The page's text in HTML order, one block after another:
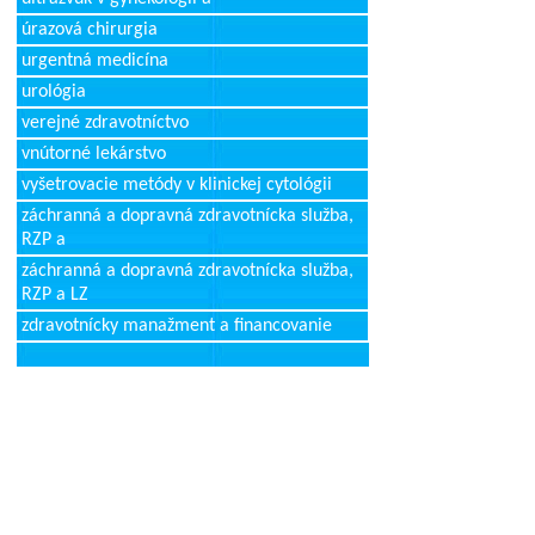
úrazová chirurgia
urgentná medicína
urológia
verejné zdravotníctvo
vnútorné lekárstvo
vyšetrovacie metódy v klinickej cytológii
záchranná a dopravná zdravotnícka služba,
RZP a
záchranná a dopravná zdravotnícka služba,
RZP a LZ
zdravotnícky manažment a financovanie